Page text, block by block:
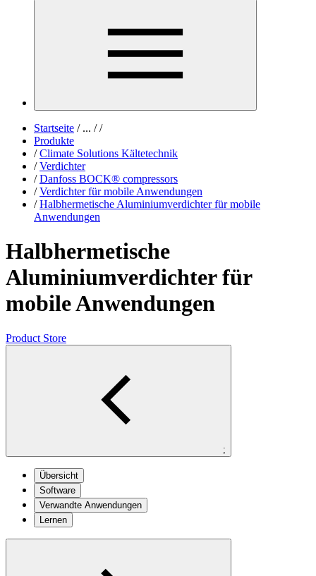
Startseite /... / /
Produkte
/ Climate Solutions Kältetechnik
/ Verdichter
/ Danfoss BOCK® compressors
/ Verdichter für mobile Anwendungen
/ Halbhermetische Aluminiumverdichter für mobile
Anwendungen
Halbhermetische
Aluminiumverdichter für
mobile Anwendungen
Product Store
;
Übersicht
Software
Verwandte Anwendungen
Lernen